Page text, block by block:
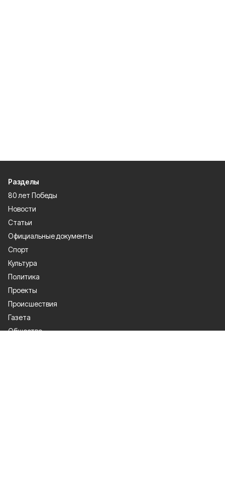
Разделы
80 лет Победы
Новости
Статьи
Официальные документы
Спорт
Культура
Политика
Проекты
Происшествия
Газета
Общество